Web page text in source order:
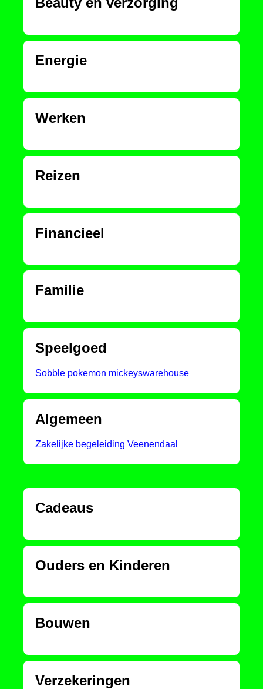
Energie
Werken
Reizen
Financieel
Familie
Speelgoed
Sobble pokemon mickeyswarehouse
Algemeen
Zakelijke begeleiding Veenendaal
Cadeaus
Ouders en Kinderen
Bouwen
Verzekeringen